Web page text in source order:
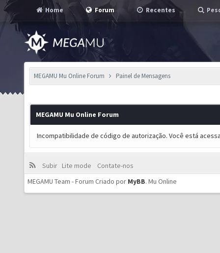
Home Forum Recentes
MEGAMU Mu Online Forum Painel de Mensagens
MEGAMU Mu Online Forum
Incompatibilidade de código de autorização. Você está
Subir Lite mode
Contate-nos
MEGAMU Team - Forum Criado por MyBB. Mu Online